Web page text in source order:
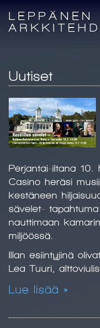
LEPPÄNEN
Uutiset
Perjantai-iltana 10.
Casino heräsi
kestäneen
sävelet-
nauttimaan
miljöössä.
Illan esiintyjinä
Lea Tuuri,
Lue lisää »